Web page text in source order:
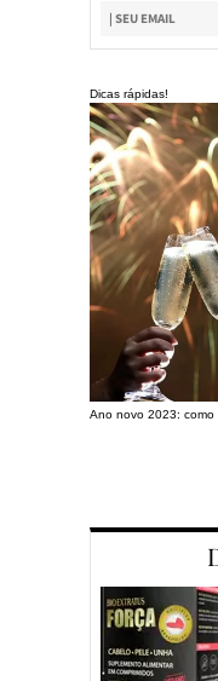
Dicas rápidas!
Ano novo 2023: como